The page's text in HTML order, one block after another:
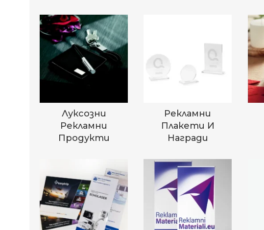
Луксозни
Рекламни
Продукти
Рекламни
Плакети И
Награди